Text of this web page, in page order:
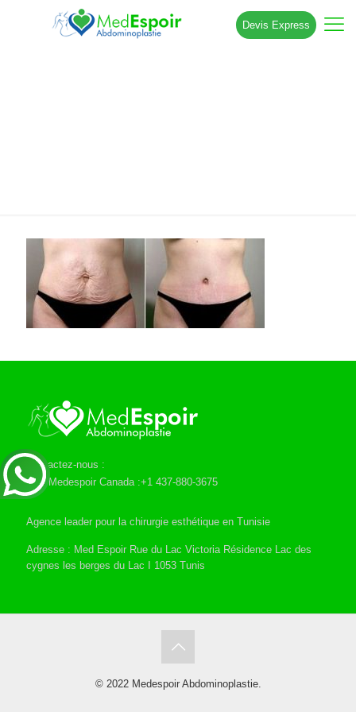
Devis Express
Contactez-nous :
Medespoir Canada :+1 437-880-3675
Agence leader pour la chirurgie esthétique en Tunisie
Adresse : Med Espoir Rue du Lac Victoria Résidence Lac des
cygnes les berges du Lac I 1053 Tunis
© 2022 Medespoir Abdominoplastie.